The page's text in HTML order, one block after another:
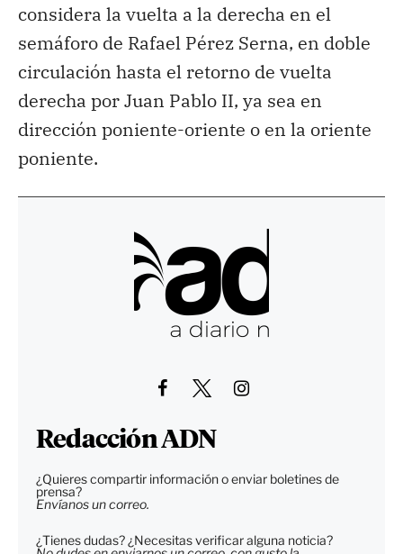
considera la vuelta a la derecha en el
semáforo de Rafael Pérez Serna, en doble
circulación hasta el retorno de vuelta
derecha por Juan Pablo II, ya sea en
dirección poniente-oriente o en la oriente
poniente.
Redacción ADN
¿Quieres compartir información o enviar boletines de
prensa?
Envíanos un correo.
¿Tienes dudas? ¿Necesitas verificar alguna noticia?